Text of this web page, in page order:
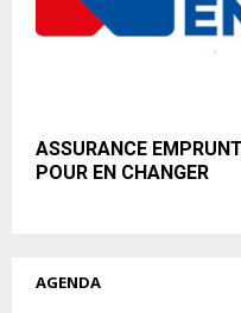
ASSURANCE
POUR EN CHANGER
AGENDA